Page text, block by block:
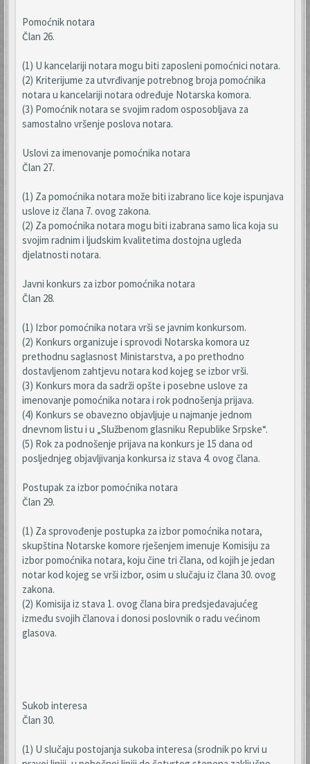
Pomoćnik notara
Član 26.
(1) U kancelariji notara mogu biti zaposleni pomoćnici notara.
(2) Kriterijume za utvrđivanje potrebnog broja pomoćnika
notara u kancelariji notara određuje Notarska komora.
(3) Pomoćnik notara se svojim radom osposobljava za
samostalno vršenje poslova notara.
Uslovi za imenovanje pomoćnika notara
Član 27.
(1) Za pomoćnika notara može biti izabrano lice koje ispunjava
uslove iz člana 7. ovog zakona.
(2) Za pomoćnika notara mogu biti izabrana samo lica koja su
svojim radnim i ljudskim kvalitetima dostojna ugleda
djelatnosti notara.
Javni konkurs za izbor pomoćnika notara
Član 28.
(1) Izbor pomoćnika notara vrši se javnim konkursom.
(2) Konkurs organizuje i sprovodi Notarska komora uz
prethodnu saglasnost Ministarstva, a po prethodno
dostavljenom zahtjevu notara kod kojeg se izbor vrši.
(3) Konkurs mora da sadrži opšte i posebne uslove za
imenovanje pomoćnika notara i rok podnošenja prijava.
(4) Konkurs se obavezno objavljuje u najmanje jednom
dnevnom listu i u „Službenom glasniku Republike Srpske“.
(5) Rok za podnošenje prijava na konkurs je 15 dana od
posljednjeg objavljivanja konkursa iz stava 4. ovog člana.
Postupak za izbor pomoćnika notara
Član 29.
(1) Za sprovođenje postupka za izbor pomoćnika notara,
skupština Notarske komore rješenjem imenuje Komisiju za
izbor pomoćnika notara, koju čine tri člana, od kojih je jedan
notar kod kojeg se vrši izbor, osim u slučaju iz člana 30. ovog
zakona.
(2) Komisija iz stava 1. ovog člana bira predsjedavajućeg
između svojih članova i donosi poslovnik o radu većinom
glasova.
Sukob interesa
Član 30.
(1) U slučaju postojanja sukoba interesa (srodnik po krvi u